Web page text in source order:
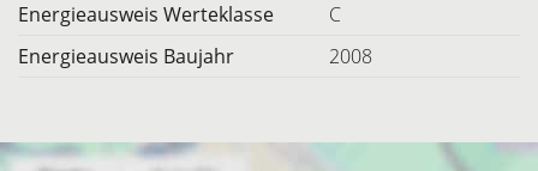
Energieausweis Werteklasse
C
Energieausweis Baujahr
2008